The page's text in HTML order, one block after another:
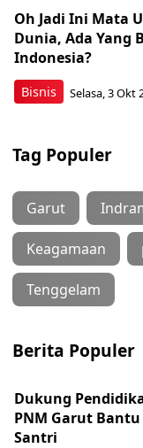
Bisnis
Oh Jadi Ini Mata
Dunia, Ada Yang
Indonesia?
Selasa, 3 Okt
Tag Populer
Garut
Keagamaan
Tenggelam
Berita Populer
Dukung
PNM Garut
Santri